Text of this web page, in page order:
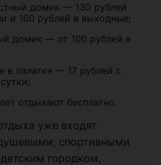
домик — 130 рублей
и 160 рублей в выходные;
домик — от 100 рублей в
в палатке — 17 рублей с
отдыхают бесплатно.
уже входят
спортивными
городком,